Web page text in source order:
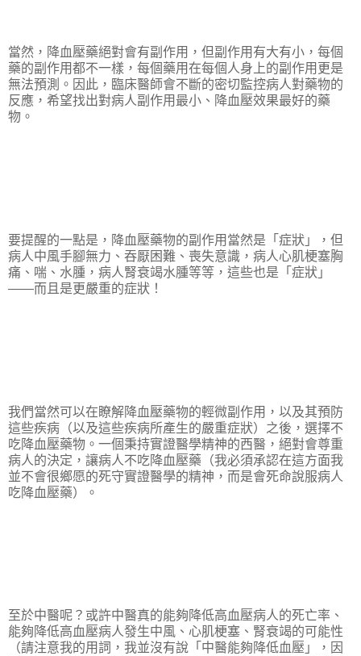
當然，降血壓藥絕對會有副作用，但副作用有大有小，每個
藥的副作用都不一樣，每個藥用在每個人身上的副作用更是
無法預測。因此，臨床醫師會不斷的密切監控病人對藥物的
反應，希望找出對病人副作用最小、降血壓效果最好的藥
物。
要提醒的一點是，降血壓藥物的副作用當然是「症狀」，但
病人中風手腳無力、吞厭困難、喪失意識，病人心肌梗塞胸
痛、喘、水腫，病人腎衰竭水腫等等，這些也是「症狀」
——而且是更嚴重的症狀！
我們當然可以在瞭解降血壓藥物的輕微副作用，以及其預防
這些疾病（以及這些疾病所產生的嚴重症狀）之後，選擇不
吃降血壓藥物。一個秉持實證醫學精神的西醫，絕對會尊重
病人的決定，讓病人不吃降血壓藥（我必須承認在這方面我
並不會很鄉愿的死守實證醫學的精神，而是會死命說服病人
吃降血壓藥）。
至於中醫呢？或許中醫真的能夠降低高血壓病人的死亡率、
能夠降低高血壓病人發生中風、心肌梗塞、腎衰竭的可能性
（請注意我的用詞，我並沒有說「中醫能夠降低血壓」，因